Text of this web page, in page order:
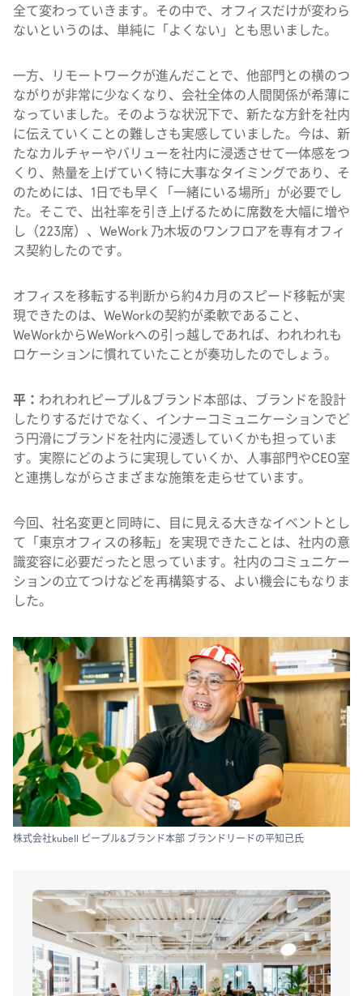
全て変わっていきます。その中で、オフィスだけが変わら
ないというのは、単純に「よくない」とも思いました。
一方、リモートワークが進んだことで、他部門との横のつ
ながりが非常に少なくなり、会社全体の人間関係が希薄に
なっていました。そのような状況下で、新たな方針を社内
に伝えていくことの難しさも実感していました。今は、新
たなカルチャーやバリューを社内に浸透させて一体感をつ
くり、熱量を上げていく特に大事なタイミングであり、そ
のためには、1日でも早く「一緒にいる場所」が必要でし
た。そこで、出社率を引き上げるために席数を大幅に増や
し（223席）、WeWork 乃木坂のワンフロアを専有オフィ
ス契約したのです。
オフィスを移転する判断から約4カ月のスピード移転が実
現できたのは、WeWorkの契約が柔軟であること、
WeWorkからWeWorkへの引っ越しであれば、われわれも
ロケーションに慣れていたことが奏功したのでしょう。
平： われわれピープル&ブランド本部は、ブランドを設計
したりするだけでなく、インナーコミュニケーションでど
う円滑にブランドを社内に浸透していくかも担っていま
す。実際にどのように実現していくか、人事部門やCEO室
と連携しながらさまざまな施策を走らせています。
今回、社名変更と同時に、目に見える大きなイベントとし
て「東京オフィスの移転」を実現できたことは、社内の意
識変容に必要だったと思っています。社内のコミュニケー
ションの立てつけなどを再構築する、よい機会にもなりま
した。
株式会社kubell ピープル&ブランド本部 ブランドリードの平知己氏